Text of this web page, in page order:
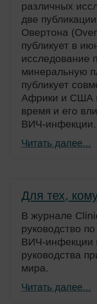
различных
две
Овертона
публикует в
исследование
минеральную
публикует
Африки и США
время и его
ВИЧ-инфекции.
Читать далее...
Для тех,
В журнале
руководство
ВИЧ-инфекции
руководства
мира.
Читать далее...